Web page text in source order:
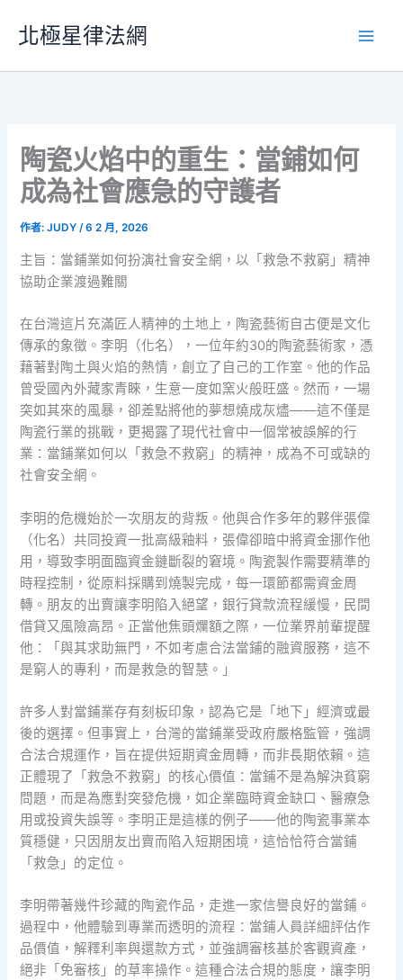
要
北極星律法網
陶瓷火焰中的重生：當鋪如何
成為社會應急的守護者
作者:JUDY/6 2 月, 2026
主旨：當鋪業如何扮演社會安全網，以「救急不救窮」精神
協助企業渡過難關
在台灣這片充滿匠人精神的土地上，陶瓷藝術自古便是文化
傳承的象徵。李明（化名），一位年約30的陶瓷藝術家，憑
藉著對陶土與火焰的熱情，創立了自己的工作室。他的作品
曾受國內外藏家青睞，生意一度如窯火般旺盛。然而，一場
突如其來的風暴，卻差點將他的夢想燒成灰燼——這不僅是
陶瓷行業的挑戰，更揭露了現代社會中一個常被誤解的行
業：當鋪業如何以「救急不救窮」的精神，成為不可或缺的
社會安全網。
李明的危機始於一次朋友的背叛。他與合作多年的夥伴張偉
（化名）共同投資一批高級釉料，張偉卻暗中將資金挪作他
用，導致李明面臨資金鏈斷裂的窘境。陶瓷製作需要精準的
時程控制，從原料採購到燒製完成，每一環節都需資金周
轉。朋友的出賣讓李明陷入絕望，銀行貸款流程緩慢，民間
借貸又風險高昂。正當他焦頭爛額之際，一位業界前輩提醒
他：「與其求助無門，不如考慮合法當鋪的融資服務，這不
是窮人的專利，而是救急的智慧。」
許多人對當鋪業存有刻板印象，認為它是「地下」經濟或最
後的選擇。但事實上，台灣的當鋪業受政府嚴格監管，強調
合法合規運作，旨在提供短期資金周轉，而非長期依賴。這
正體現了「救急不救窮」的核心價值：當鋪不是為解決貧窮
問題，而是為應對突發危機，如企業臨時資金缺口、醫療急
用或投資失誤等。李明正是這樣的例子——他的陶瓷事業本
質穩健，只因朋友出賣而陷入短期困境，這恰恰符合當鋪
「救急」的定位。
李明帶著幾件珍藏的陶瓷作品，走進一家信譽良好的當鋪。
過程中，他體驗到專業而透明的流程：當鋪人員詳細評估作
品價值，解釋利率與還款方式，並強調審核基於客觀資產，
絕非「免審核」的草率操作。這種合法合規的態度，讓李明